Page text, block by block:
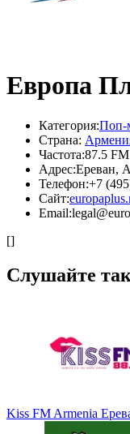
Европа
Категория:Поп-
Страна:
Частота:87.5 FM
Адрес:Ереван,
Телефон:+7
Сайт:
Email:
[]
Слушайте
Kiss FM Armenia